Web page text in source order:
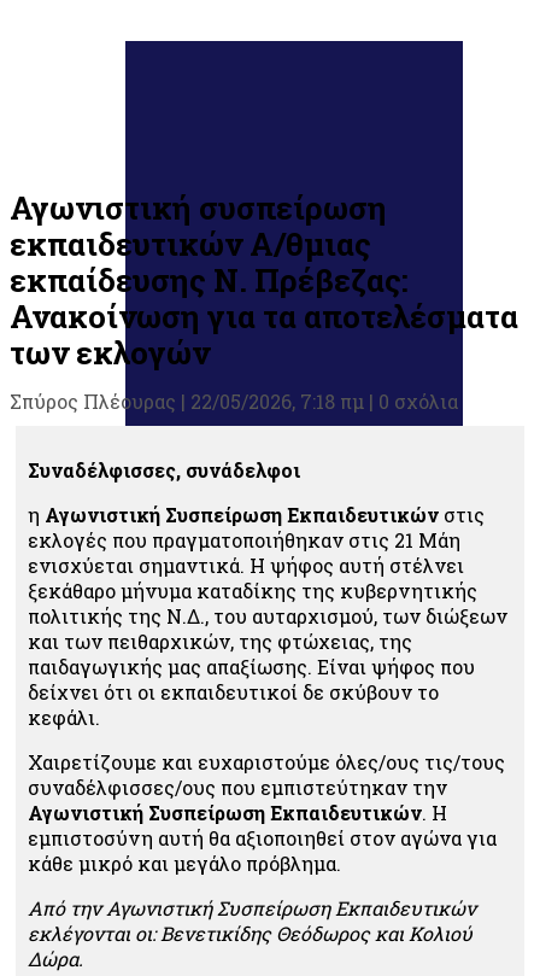
Αγωνιστική συσπείρωση
εκπαιδευτικών Α/θμιας
εκπαίδευσης Ν. Πρέβεζας:
Ανακοίνωση για τα αποτελέσματα
των εκλογών
Σπύρος Πλέουρας | 22/05/2026, 7:18 πμ | 0 σχόλια
Συναδέλφισσες, συνάδελφοι
η Αγωνιστική Συσπείρωση Εκπαιδευτικών στις
εκλογές που πραγματοποιήθηκαν στις 21 Μάη
ενισχύεται σημαντικά. Η ψήφος αυτή στέλνει
ξεκάθαρο μήνυμα καταδίκης της κυβερνητικής
πολιτικής της Ν.Δ., του αυταρχισμού, των διώξεων
και των πειθαρχικών, της φτώχειας, της
παιδαγωγικής μας απαξίωσης. Είναι ψήφος που
δείχνει ότι οι εκπαιδευτικοί δε σκύβουν το
κεφάλι.
Χαιρετίζουμε και ευχαριστούμε όλες/ους τις/τους
συναδέλφισσες/ους που εμπιστεύτηκαν την
Αγωνιστική Συσπείρωση Εκπαιδευτικών. Η
εμπιστοσύνη αυτή θα αξιοποιηθεί στον αγώνα για
κάθε μικρό και μεγάλο πρόβλημα.
Από την Αγωνιστική Συσπείρωση Εκπαιδευτικών
εκλέγονται οι: Βενετικίδης Θεόδωρος και Κολιού
Δώρα.